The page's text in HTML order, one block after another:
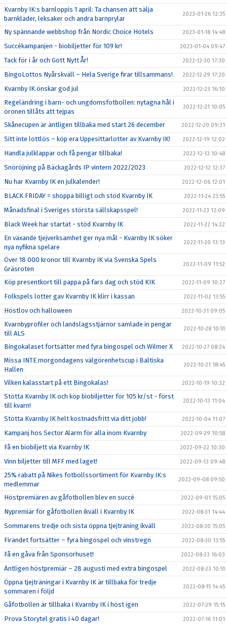
Kvarnby IK:s barnloppis 1 april: Ta chansen att sälja
barnkläder, leksaker och andra barnprylar
2023-01-26 12:35
Ny spännande webbshop från Nordic Choice Hotels 2023-01-18 14:48
Succékampanjen - biobiljetter för 109 kr! 2023-01-04 09:47
Tack för i år och Gott Nytt År! 2022-12-30 17:30
BingoLottos Nyårskväll – Hela Sverige firar tillsammans! 2022-12-29 17:20
Kvarnby IK önskar god jul 2022-12-23 16:10
Regeländring i barn- och ungdomsfotbollen: nytagna hål i
öronen tillåts att tejpas
2022-12-21 10:05
Skånecupen är äntligen tillbaka med start 26 december 2022-12-20 09:31
Sitt inte lottlös – köp era Uppesittarlotter av Kvarnby IK! 2022-12-19 12:02
Handla julklappar och få pengar tillbaka! 2022-12-13 10:48
Snöröjning på Bäckagårds IP vintern 2022/2023 2022-12-12 12:37
Nu har Kvarnby IK en julkalender! 2022-12-06 12:01
BLACK FRIDAY = shoppa billigt och stöd Kvarnby IK 2022-11-24 23:55
Månadsfinal i Sveriges största sällskapsspel! 2022-11-23 12:09
Black Week har startat - stöd Kvarnby IK 2022-11-22 14:32
En växande tjejverksamhet ger nya mål - Kvarnby IK söker
nya nyfikna spelare
2022-11-20 13:13
Över 18 000 kronor till Kvarnby IK via Svenska Spels
Gräsroten
2022-11-09 11:52
Köp presentkort till pappa på fars dag och stöd KIK 2022-11-09 10:27
Folkspels lotter gav Kvarnby IK klirr i kassan 2022-11-02 13:55
Höstlov och halloween 2022-10-31 09:05
Kvarnbyprofiler och landslagsstjärnor samlade in pengar
till ALS
2022-10-28 10:51
Bingokalaset fortsätter med fyra bingospel och Wilmer X 2022-10-27 08:24
Missa INTE morgondagens välgörenhetscup i Baltiska
Hallen
2022-10-21 18:45
Vilken kalasstart på ett Bingokalas! 2022-10-19 10:32
Stötta Kvarnby IK och köp biobiljetter för 105 kr/st - först
till kvarn!
2022-10-13 11:04
Stötta Kvarnby IK helt kostnadsfritt via ditt jobb! 2022-10-04 11:07
Kampanj hos Sector Alarm för alla inom Kvarnby 2022-09-29 10:58
Få en biobiljett via Kvarnby IK 2022-09-22 10:30
Vinn biljetter till MFF med laget! 2022-09-13 09:48
25% rabatt på Nikes fotbollssortiment för Kvarnby IK:s
medlemmar
2022-09-08 09:50
Höstpremiären av gåfotbollen blev en succé 2022-09-01 15:05
Nypremiär för gåfotbollen ikväll i Kvarnby IK 2022-08-31 14:44
Sommarens tredje och sista öppna tjejträning ikväll 2022-08-30 15:05
Firandet fortsätter – fyra bingospel och vinstregn 2022-08-30 13:55
Få en gåva från Sponsorhuset! 2022-08-23 16:03
Äntligen höstpremiär – 28 augusti med extra bingospel 2022-08-23 10:51
Öppna tjejträningar i Kvarnby IK är tillbaka för tredje
sommaren i följd
2022-08-15 14:45
Gåfotbollen är tillbaka i Kvarnby IK i höst igen 2022-07-29 15:15
Prova Storytel gratis i 40 dagar! 2022-07-16 11:01